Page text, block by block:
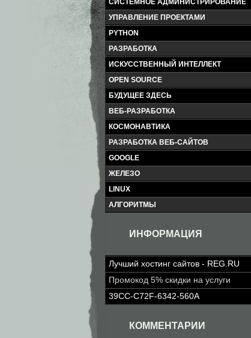
СИСТЕМНОЕ АДМИНИСТРИРОВАНИЕ
УПРАВЛЕНИЕ ПРОЕКТАМИ
PYTHON
РАЗРАБОТКА
ИСКУССТВЕННЫЙ ИНТЕЛЛЕКТ
OPEN SOURCE
БУДУЩЕЕ ЗДЕСЬ
ВЕБ-РАЗРАБОТКА
КОСМОНАВТИКА
РАЗРАБОТКА ВЕБ-САЙТОВ
GOOGLE
ЖЕЛЕЗО
LINUX
АЛГОРИТМЫ
ИНФОРМАЦИЯ
Лучший хостинг сайтов - REG.RU
Промокод 5% скидки на услуги
39CC-C72F-6342-560A
КОММЕНТАРИИ